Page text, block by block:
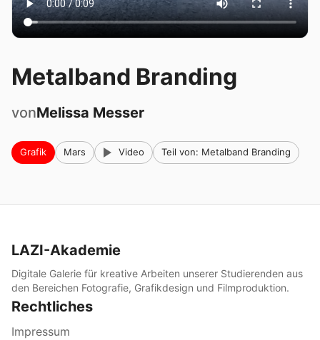
Metalband Branding
vonMelissa Messer
Grafik Mars Video Teil von: Metalband Branding
LAZI-Akademie
Digitale Galerie für kreative Arbeiten unserer Studierenden aus
den Bereichen Fotografie, Grafikdesign und Filmproduktion.
Rechtliches
Impressum